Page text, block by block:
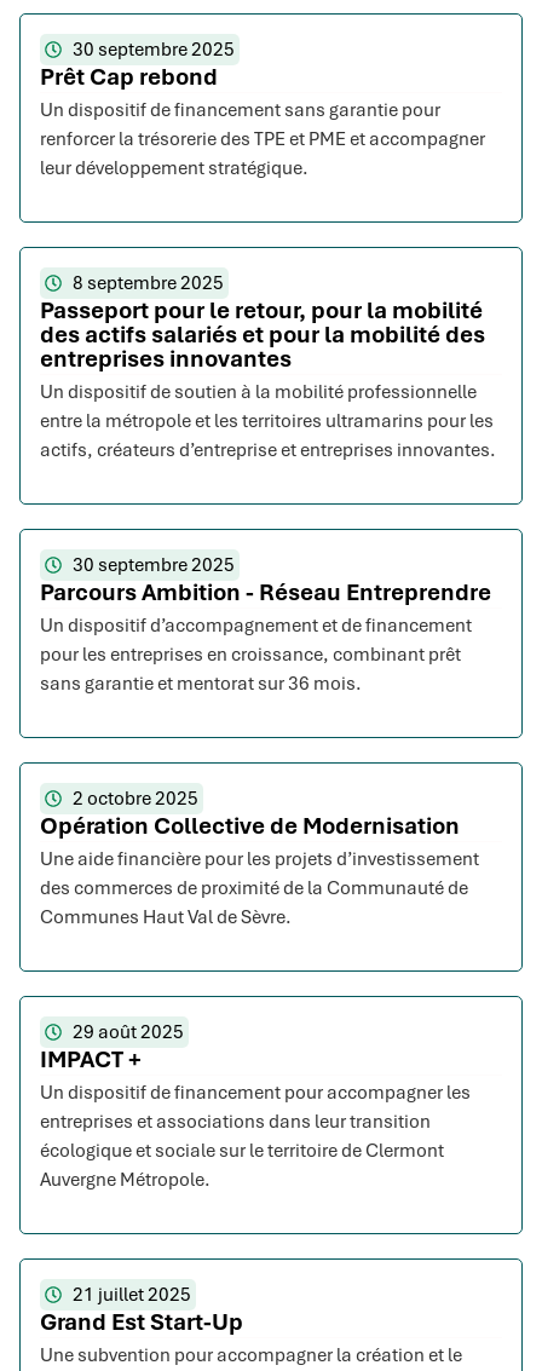
30 septembre 2025
Prêt Cap rebond
Un dispositif de financement sans garantie pour
renforcer la trésorerie des TPE et PME et accompagner
leur développement stratégique.
8 septembre 2025
Passeport pour le retour, pour la mobilité
des actifs salariés et pour la mobilité des
entreprises innovantes
Un dispositif de soutien à la mobilité professionnelle
entre la métropole et les territoires ultramarins pour les
actifs, créateurs d’entreprise et entreprises innovantes.
30 septembre 2025
Parcours Ambition - Réseau Entreprendre
Un dispositif d’accompagnement et de financement
pour les entreprises en croissance, combinant prêt
sans garantie et mentorat sur 36 mois.
2 octobre 2025
Opération Collective de Modernisation
Une aide financière pour les projets d’investissement
des commerces de proximité de la Communauté de
Communes Haut Val de Sèvre.
29 août 2025
IMPACT +
Un dispositif de financement pour accompagner les
entreprises et associations dans leur transition
écologique et sociale sur le territoire de Clermont
Auvergne Métropole.
21 juillet 2025
Grand Est Start-Up
Une subvention pour accompagner la création et le